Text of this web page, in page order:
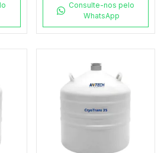
ALARME/MONITOR
TEMP E NÍVEL NL2
Consulte-nos pelo
WhatsApp